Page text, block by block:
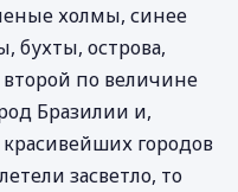
холмы, синее
бухты, острова,
по величине
Бразилии и,
городов
засветло, то